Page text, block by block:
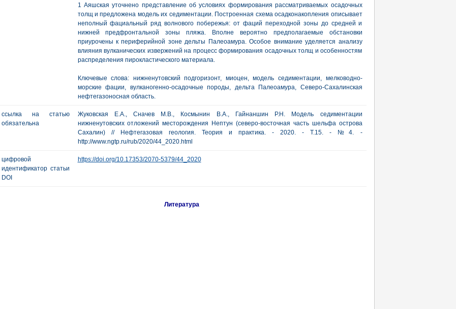
1 Аяшская уточнено представление об условиях формирования рассматриваемых осадочных
толщ и предложена модель их седиментации. Построенная схема осадконакопления описывает
неполный фациальный ряд волнового побережья: от фаций переходной зоны до средней и
нижней предфронтальной зоны пляжа. Вполне вероятно предполагаемые обстановки
приурочены к периферийной зоне дельты Палеоамура. Особое внимание уделяется анализу
влияния вулканических извержений на процесс формирования осадочных толщ и особенностям
распределения пирокластического материала.
Ключевые слова: нижненутовский подгоризонт, миоцен, модель седиментации, мелководно-
морские фации, вулканогенно-осадочные породы, дельта Палеоамура, Северо-Сахалинская
нефтегазоносная область.
ссылка на статью
обязательна
Жуковская Е.А., Сначев М.В., Космынин В.А., Гайнаншин Р.Н. Модель седиментации
нижненутовских отложений месторождения Нептун (северо-восточная часть шельфа острова
Сахалин) // Нефтегазовая геология. Теория и практика. - 2020. - Т.15. - №4. -
http://www.ngtp.ru/rub/2020/44_2020.html
цифровой
идентификатор статьи
DOI
https://doi.org/10.17353/2070-5379/44_2020
Литература